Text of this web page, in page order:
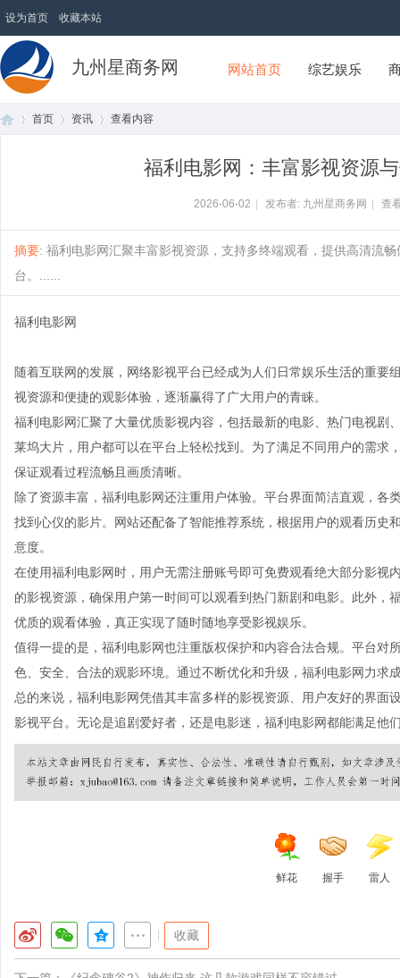
设为首页 收藏本站
九州星商务网 网站首页 综艺娱乐
首页 资讯 查看内容
福利电影网：丰富影视资源
2026-06-02 发布者: 九州星商务网 查
摘要: 福利电影网汇聚丰富影视资源，支持多终端观看，提供高清流
台。......
福利电影网
随着互联网的发展，网络影视平台已经成为人们日常娱乐生活的重要
视资源和便捷的观影体验，逐渐赢得了广大用户的青睐。
福利电影网汇聚了大量优质影视内容，包括最新的电影、热门电视剧
莱坞大片，用户都可以在平台上轻松找到。为了满足不同用户的需求
保证观看过程流畅且画质清晰。
除了资源丰富，福利电影网还注重用户体验。平台界面简洁直观，
找到心仪的影片。网站还配备了智能推荐系统，根据用户的观看历史
意度。
在使用福利电影网时，用户无需注册账号即可免费观看绝大部分影视
的影视资源，确保用户第一时间可以观看到热门新剧和电影。此外
优质的观看体验，真正实现了随时随地享受影视娱乐。
值得一提的是，福利电影网也注重版权保护和内容合法合规。平台对
色、安全、合法的观影环境。通过不断优化和升级，福利电影网力求
总的来说，福利电影网凭借其丰富多样的影视资源、用户友好的界
影视平台。无论是追剧爱好者，还是电影迷，福利电影网都能满足他
鲜花 握手 雷人
收藏